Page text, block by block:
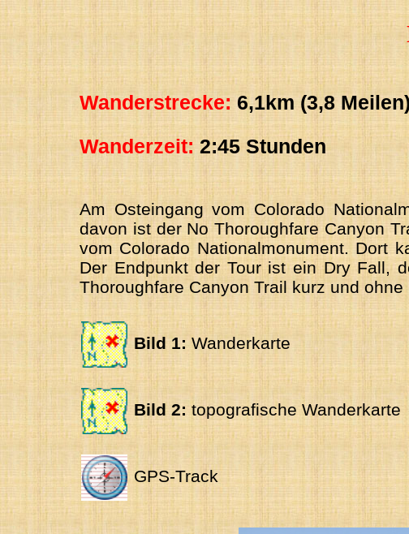
Wanderstrecke: 6,1km (3,8 Meilen)
Wanderzeit:2:45 Stunden
Am Osteingang vom Colorado
davon ist der No Thoroughfare Canyon
vom Colorado Nationalmonument. Dort
Der Endpunkt der Tour ist ein Dry Fall,
Thoroughfare Canyon Trail kurz und
Bild 1: Wanderkarte
Bild 2: topografische Wanderkarte
GPS-Track